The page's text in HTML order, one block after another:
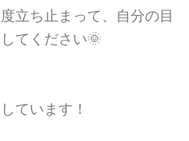
立ち止まって、自分の目
てください🌞
ています！